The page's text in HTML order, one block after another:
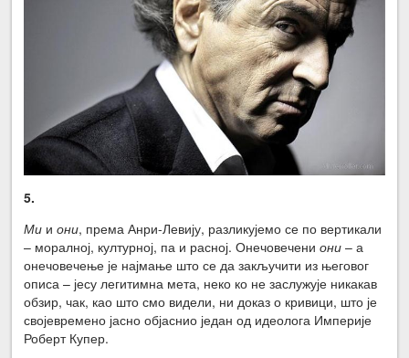
5.
Ми иони, према Анри-Левију, разликујемо се по вертикали
– моралној, културној, па и расној. Онечовечениони – а
онечовечење је најмање што се да закључити из његовог
описа – јесу легитимна мета, неко ко не заслужује никакав
обзир, чак, као што смо видели, ни доказ о кривици, што је
својевремено јасно објаснио један од идеолога Империје
Роберт Купер.